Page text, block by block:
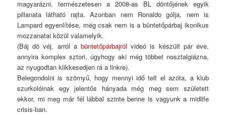
magyarázni, természetesen a 2008-as BL döntőjének egyik
pillanata látható rajta. Azonban nem Ronaldo gólja, nem is
Lampard egyenlítése, még csak nem is a büntetőpárbaj ikonikus
mozzanatai közül valamelyik.
(Báj dö véj, arról a büntetőpárbajról videó is készült pár éve,
annyira komplex sztori, úgyhogy aki még többet nosztalgiázna,
az nyugodtan klikkesedjen rá a linkre).
Belegondolni is szörnyű, hogy mennyi idő telt el azóta, a klub
szurkolóinak egy jelentős hányada még meg sem született
ekkor, mi meg már fél lábbal szinte benne is vagyunk a midlife
crisis-ban.